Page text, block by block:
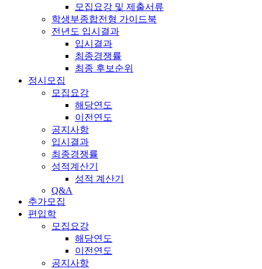
모집요강 및 제출서류
학생부종합전형 가이드북
전년도 입시결과
입시결과
최종경쟁률
최종 후보순위
정시모집
모집요강
해당연도
이전연도
공지사항
입시결과
최종경쟁률
성적계산기
성적 계산기
Q&A
추가모집
편입학
모집요강
해당연도
이전연도
공지사항